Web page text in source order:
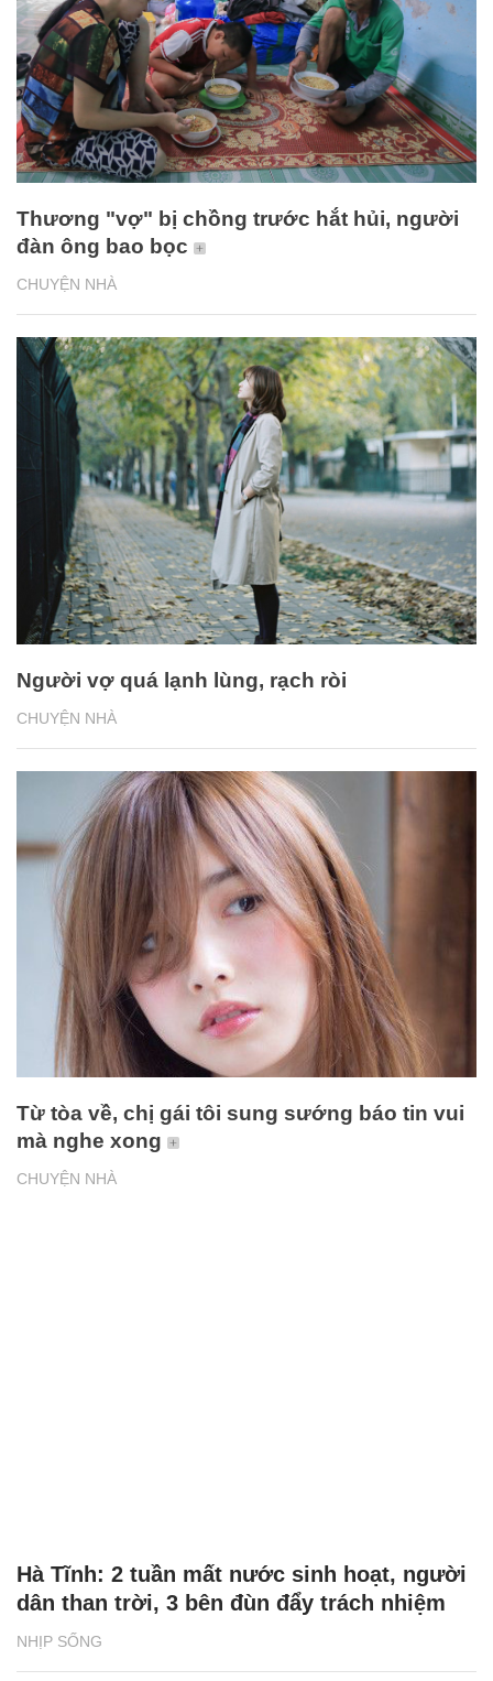
CHUYỆN NHÀ
Thương "vợ" bị chồng trước hắt hủi, người
đàn ông bao bọc
CHUYỆN NHÀ
Người vợ quá lạnh lùng, rạch ròi
CHUYỆN NHÀ
Từ tòa về, chị gái tôi sung sướng báo tin vui
mà nghe xong
NHỊP SỐNG
Hà Tĩnh: 2 tuần mất nước sinh hoạt, người
dân than trời, 3 bên đùn đẩy trách nhiệm